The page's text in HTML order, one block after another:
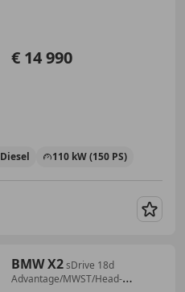
€ 14 990
Diesel 110 kW (150 PS)
BMW X2sDrive 18d
Advantage/MWST/Head-